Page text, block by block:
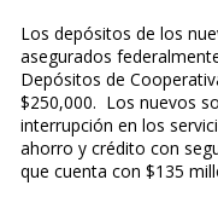
Los depósitos de los
asegurados
Depósitos de
$250,000. Los nuevos
interrupción en los
ahorro y crédito con
que cuenta con $135